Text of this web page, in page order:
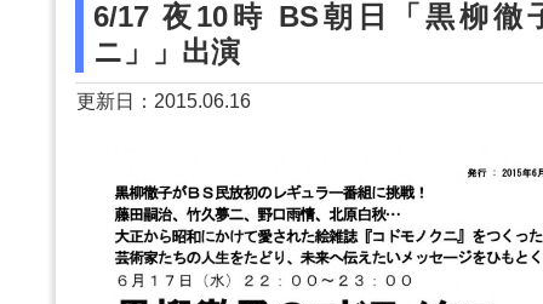
6/17 夜10時 BS朝日「黒柳徹
ニ」」出演
更新日：2015.06.16